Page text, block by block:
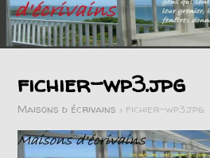
fichier-wp3.jpg
Maisons d écrivains > fichier-wp3.jpg